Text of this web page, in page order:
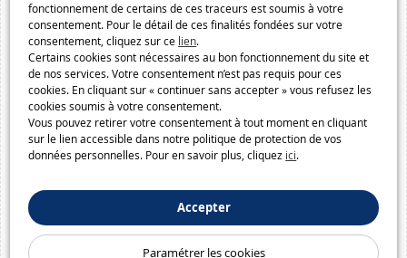
fonctionnement de certains de ces traceurs est soumis à votre
consentement. Pour le détail de ces finalités fondées sur votre
consentement, cliquez sur ce lien.
Certains cookies sont nécessaires au bon fonctionnement du site et
de nos services. Votre consentement n’est pas requis pour ces
cookies. En cliquant sur « continuer sans accepter » vous refusez les
cookies soumis à votre consentement.
Vous pouvez retirer votre consentement à tout moment en cliquant
sur le lien accessible dans notre politique de protection de vos
données personnelles. Pour en savoir plus, cliquez ici.
Accepter
Paramétrer les cookies